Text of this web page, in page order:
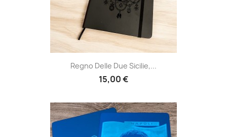
Regno Delle Due Sicilie,...
15,00 €